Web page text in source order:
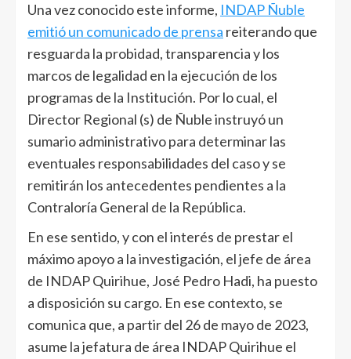
Una vez conocido este informe, INDAP Ñuble
emitió un comunicado de prensa reiterando que
resguarda la probidad, transparencia y los
marcos de legalidad en la ejecución de los
programas de la Institución. Por lo cual, el
Director Regional (s) de Ñuble instruyó un
sumario administrativo para determinar las
eventuales responsabilidades del caso y se
remitirán los antecedentes pendientes a la
Contraloría General de la República.
En ese sentido, y con el interés de prestar el
máximo apoyo a la investigación, el jefe de área
de INDAP Quirihue, José Pedro Hadi, ha puesto
a disposición su cargo. En ese contexto, se
comunica que, a partir del 26 de mayo de 2023,
asume la jefatura de área INDAP Quirihue el